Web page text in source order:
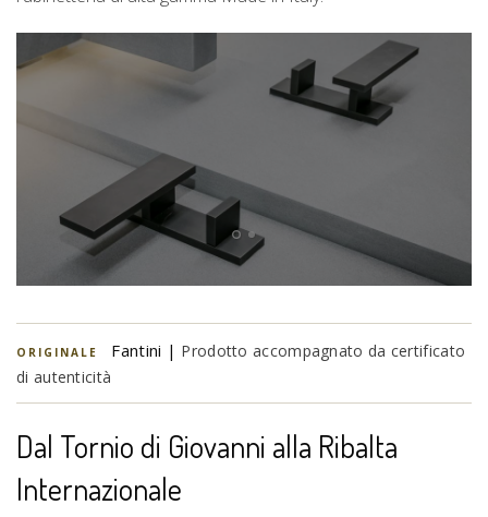
ORIGINALE Fantini | Prodotto accompagnato da certificato
di autenticità
Dal Tornio di Giovanni alla Ribalta
Internazionale